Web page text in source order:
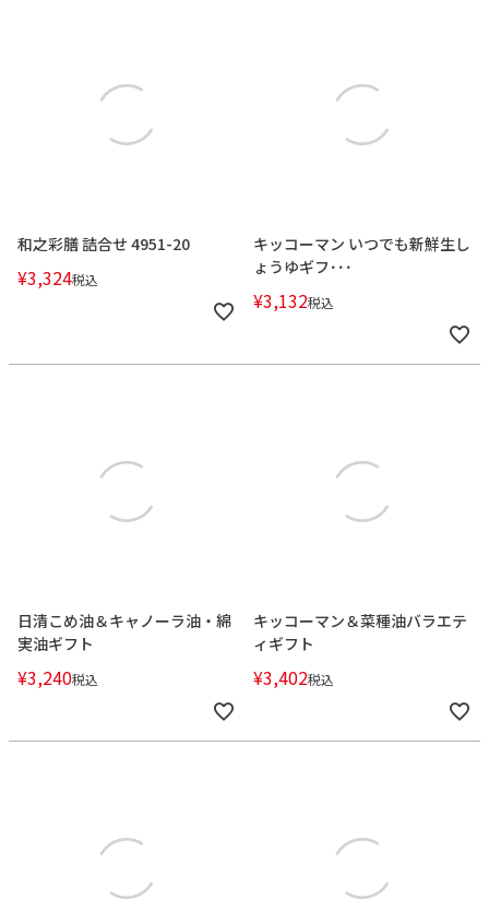
和之彩膳 詰合せ 4951-20
¥3,324税込
キッコーマン いつでも新鮮生し
ょうゆギフ･･･
¥3,132税込
日清こめ油＆キャノーラ油・綿
実油ギフト
¥3,240税込
キッコーマン＆菜種油バラエテ
ィギフト
¥3,402税込